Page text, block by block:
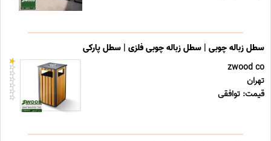
سطل زباله چوبی | سطل زباله چوبی فلزی | سطل پارکی
zwood co
تهران
قیمت: توافقی